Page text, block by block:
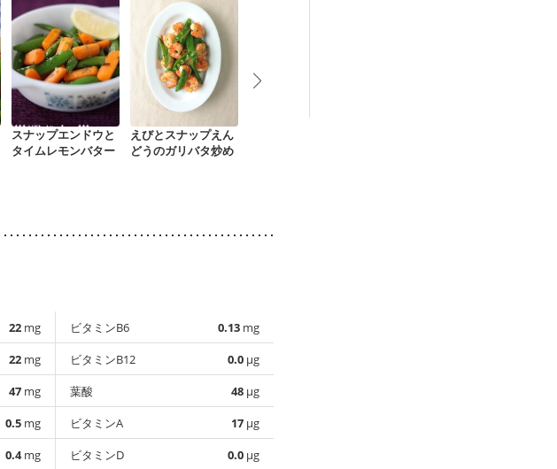
スナップエンドウと
タイムレモンバター
えびとスナップえん
どうのガリバタ炒め
22 mg
22 mg
47 mg
0.5 mg
0.4mg
ビタミンB6 0.13 mg
ビタミンB12
0.0 µg
葉酸
48 µg
ビタミンA
17 µg
ビタミンD
0.0 µg